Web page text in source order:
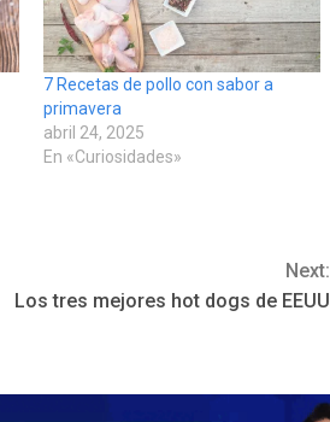
7 Recetas de pollo con sabor a
primavera
abril 24, 2025
En «Curiosidades»
Next:
Los tres mejores hot dogs de EEUU